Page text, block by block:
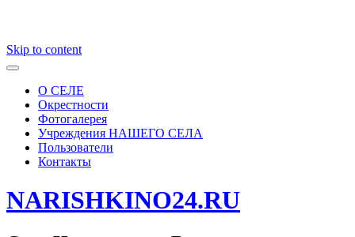
Skip to content
О СЕЛЕ
Окрестности
Фотогалерея
Учреждения НАШЕГО СЕЛА
Пользователи
Контакты
NARISHKINO24.RU